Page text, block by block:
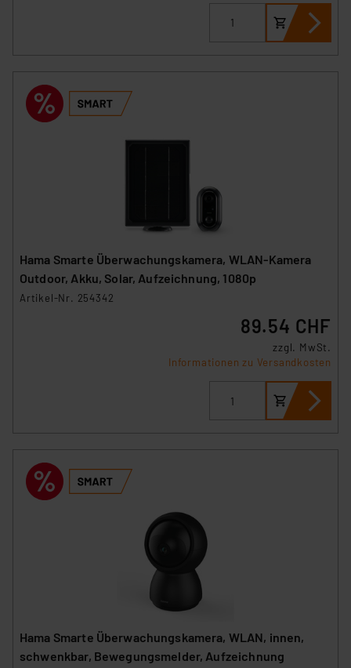
Hama Smarte Überwachungskamera, WLAN-Kamera
Outdoor, Akku, Solar, Aufzeichnung, 1080p
Artikel-Nr. 254342
89.54 CHF
zzgl. MwSt.
Informationen zu Versandkosten
Hama Smarte Überwachungskamera, WLAN, innen,
schwenkbar, Bewegungsmelder, Aufzeichnung